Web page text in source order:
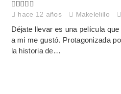
hace 12 años Makelelillo
Déjate llevar es una película
a mi me gustó. Protagonizada
la historia de…